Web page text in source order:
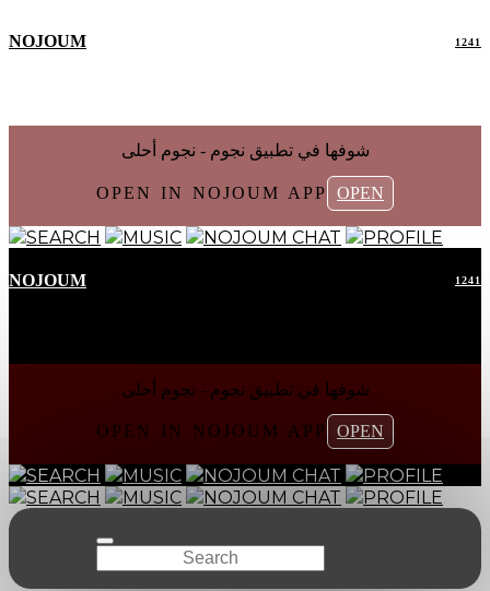
NOJOUM 1241
شوفها في تطبیق نجوم - نجوم أحلی
OPEN IN NOJOUM APP OPEN
SEARCH MUSIC NOJOUM CHAT PROFILE
NOJOUM 1241
شوفها في تطبیق نجوم - نجوم أحلی
OPEN IN NOJOUM APP OPEN
SEARCH MUSIC NOJOUM CHAT
PROFILE
SEARCH
MUSIC NOJOUM CHAT PROFILE